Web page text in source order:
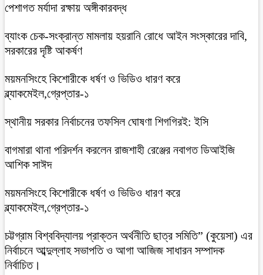
পেশাগত মর্যাদা রক্ষায় অঙ্গীকারবদ্ধ
ব্যাংক চেক-সংক্রান্ত মামলায় হয়রানি রোধে আইন সংস্কারের দাবি,
সরকারের দৃষ্টি আকর্ষণ
ময়মনসিংহে কিশোরীকে ধর্ষণ ও ভিডিও ধারণ করে
ব্ল্যাকমেইল,গ্রেপ্তার-১
স্থানীয় সরকার নির্বাচনের তফসিল ঘোষণা শিগগিরই: ইসি
বাগমারা থানা পরিদর্শন করলেন রাজশাহী রেঞ্জের নবাগত ডিআইজি
আশিক সাঈদ
ময়মনসিংহে কিশোরীকে ধর্ষণ ও ভিডিও ধারণ করে
ব্ল্যাকমেইল,গ্রেপ্তার-১
চট্টগ্রাম বিশ্ববিদ্যালয় প্রাক্তন অর্থনীতি ছাত্র সমিতি” (কুয়েসা) এর
নির্বাচনে আব্দুল্লাহ সভাপতি ও আগা আজিজ সাধারন সম্পাদক
নির্বাচিত।